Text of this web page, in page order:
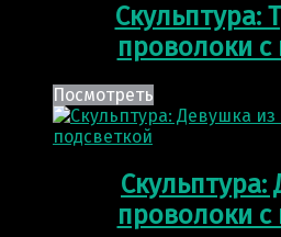
Скульптура:
проволоки с
Посмотреть
Скульптура:
проволоки с